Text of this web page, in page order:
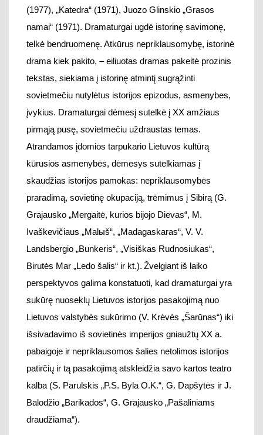
pirmąją pusę,sovietmečiu uždraustas temas.
trandamos įdomio tarpukario Lietuvos
kultūrą
kūrusios asmenybės, dėmesys
sutelkia mas
skaudžias istorijos pamokas: nepriklausomybės
praradimą, sovietin ę okupacij ą, trėmimusį Sibirą
Grajausko „Mergaitė
, kurios bijojo Dievas“, M.
Ivaškevičiaus „Malыš“, „Madagaskaras“, V.
V.
Landsbergio „Bunkeris“,„Visiškas Rudnosiukas“,
Birutės Mar „Ledo šalis“
ir kt.).
Žvelgiant iš laiko
perspektyvos galima konstatuoti, kad dramaturgai yra
sukūrę nuoseklų Lietuvos istorijos pasako
jimą nuo
Lietuvos valstybės su
kūrimo (V. Krėvės „Šarūnas“) iki
išsivadavimo iš sovietinės imperijos gniaužtų XX a.
pabaigojeir nepriklausomos šalies netolimos istorijos
patirčių
ir tą pasakojimą atskleidžia savo kartos teatro
kalba
(S. Parulskis „P.S. Byla O.K.“ , G. Dapšytės ir J.
Balodžio „Barikados“, G. Grajausko „Pašaliniams
draudžiama“
.
Kalbėti savo kartos kalba
Dramoskūriniokalba ir forma bylojane tik apie
individualaus savitumo paieškas, bet ir apie kūrėjų
kartos, bendrakultūrinio komunikavimo raiškos būdus.
Modernizmo srovės, avangardiniai ieškojimai subūrė
didesnes ar mažesnes kūrėjų grupes, kurias siejo